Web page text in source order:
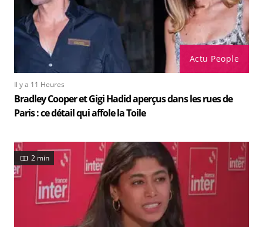
Actu People
Il y a 11 Heures
Bradley Cooper et Gigi Hadid aperçus dans les rues de
Paris : ce détail qui affole la Toile
2 min